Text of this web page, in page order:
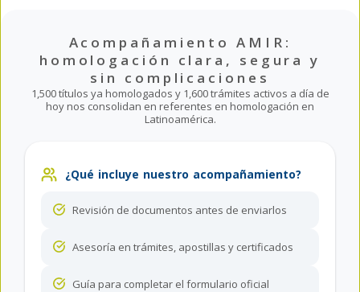
Acompañamiento AMIR:
homologación clara, segura y
sin complicaciones
1,500 títulos ya homologados y 1,600 trámites activos a día de
hoy nos consolidan en referentes en homologación en
Latinoamérica.
¿Qué incluye nuestro acompañamiento?
Revisión de documentos antes de enviarlos
Asesoría en trámites, apostillas y certificados
Guía para completar el formulario oficial